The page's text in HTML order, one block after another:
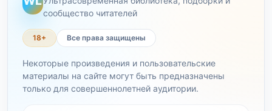
сообщество читателей
18+ Все права защищены
Некоторые произведения и пользовательские
материалы на сайте могут быть предназначены
только для совершеннолетней аудитории.